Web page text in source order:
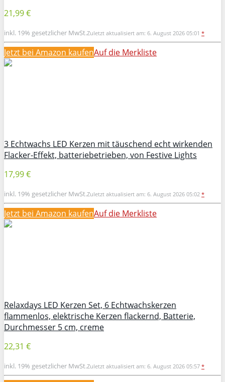
21,99 €
inkl. 19% gesetzlicher MwSt.Zuletzt aktualisiert am: 6. August 2026 05:01 *
Jetzt bei Amazon kaufenAuf die Merkliste
3 Echtwachs LED Kerzen mit täuschend echt wirkenden
Flacker-Effekt, batteriebetrieben, von Festive Lights
17,99 €
inkl. 19% gesetzlicher MwSt.Zuletzt aktualisiert am: 6. August 2026 05:02 *
Jetzt bei Amazon kaufenAuf die Merkliste
Relaxdays LED Kerzen Set, 6 Echtwachskerzen
flammenlos, elektrische Kerzen flackernd, Batterie,
Durchmesser 5 cm, creme
22,31 €
inkl. 19% gesetzlicher MwSt.Zuletzt aktualisiert am: 6. August 2026 05:57 *